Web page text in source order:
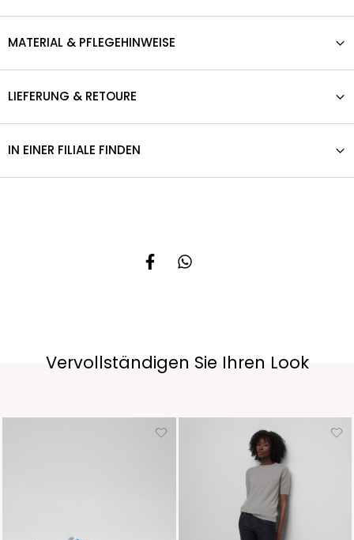
MATERIAL & PFLEGEHINWEISE
LIEFERUNG & RETOURE
IN EINER FILIALE FINDEN
Vervollständigen Sie Ihren Look